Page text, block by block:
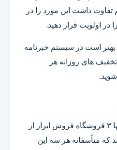
داشت این مورد را در
در اولویت قرار دهید.
بهتر است در سیستم خبرنامه
های روزانه هر
در بررسی های انجام شده تنها ۳ فروشگاه فروش ابزار از
که متأسفانه هر سه این